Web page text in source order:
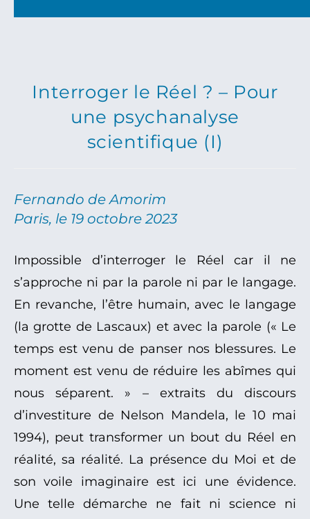
Interroger le Réel ? – Pour
une psychanalyse
scientifique (I)
Fernando de Amorim
Paris, le 19 octobre 2023
Impossible d’interroger le Réel car il ne
s’approche ni par la parole ni par le langage.
En revanche, l’être humain, avec le langage
(la grotte de Lascaux) et avec la parole (« Le
temps est venu de panser nos blessures. Le
moment est venu de réduire les abîmes qui
nous séparent. » – extraits du discours
d’investiture de Nelson Mandela, le 10 mai
1994), peut transformer un bout du Réel en
réalité, sa réalité. La présence du Moi et de
son voile imaginaire est ici une évidence.
Une telle démarche ne fait ni science ni